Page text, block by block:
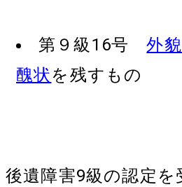
第９級16号外
醜状を残すもの
後遺障害9級の認定を